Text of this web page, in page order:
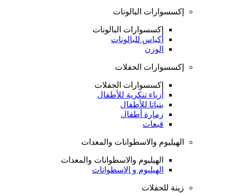
إكسسوارات البالونات
إكسسوارات البالونات
أكياس للبالونات
الوزن
إكسسوارات الحفلات
إكسسوارات الحفلات
أزياء تنكرية للأطفال
بنياتا للأطفال
زمارة أطفال
قبعات
الهيليوم والاسطوانات والمعدات
الهيليوم والاسطوانات والمعدات
الهيليوم و الإسطوانات
زينة للحفلات